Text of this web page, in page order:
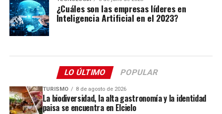
¿Cuáles son las empresas líderes en
Inteligencia Artificial en el 2023?
LO ÚLTIMO POPULAR
TURISMO 8 de agosto de 2026
La biodiversidad, la alta gastronomía y la identidad
paisa se encuentra en Elcielo